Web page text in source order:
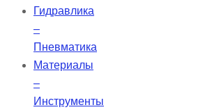
Гидравлика
–
Пневматика
Материалы
–
Инструменты